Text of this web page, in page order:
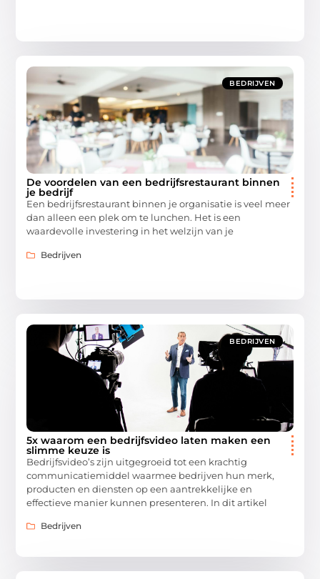
BEDRIJVEN
De voordelen van een bedrijfsrestaurant binnen
je bedrijf
Een bedrijfsrestaurant binnen je organisatie is veel meer
dan alleen een plek om te lunchen. Het is een
waardevolle investering in het welzijn van je
Bedrijven
BEDRIJVEN
5x waarom een bedrijfsvideo laten maken een
slimme keuze is
Bedrijfsvideo’s zijn uitgegroeid tot een krachtig
communicatiemiddel waarmee bedrijven hun merk,
producten en diensten op een aantrekkelijke en
effectieve manier kunnen presenteren. In dit artikel
Bedrijven